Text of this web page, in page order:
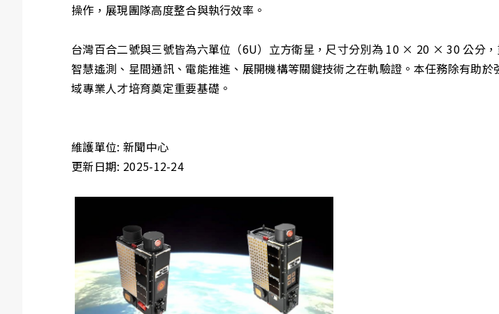
操作，展現團隊高度整合與執行效率。
台灣百合二號與三號皆為六單位（6U）立方衛星，尺寸分別為 10 × 20 × 30 公分
智慧遙測、星間通訊、電能推進、展開機構等關鍵技術之在軌驗證。本任務除有助
域專業人才培育奠定重要基礎。
維護單位: 新聞中心
更新日期: 2025-12-24